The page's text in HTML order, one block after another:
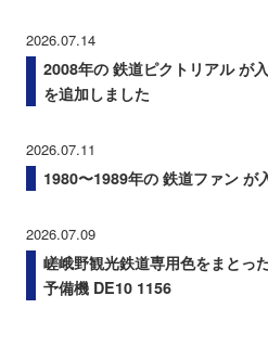
2026.07.14
2008年の 鉄道ピクトリアル が
を追加しました
2026.07.11
1980〜1989年の 鉄道ファン が
2026.07.09
嵯峨野観光鉄道専用色をまとっ
予備機 DE10 1156